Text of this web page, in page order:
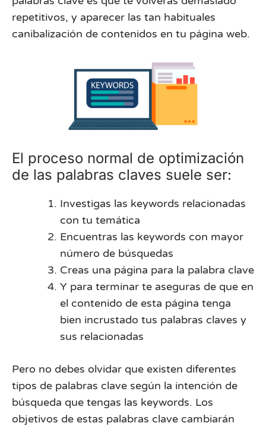
repetitivos, y aparecer las tan habituales
canibalización de contenidos en tu página web.
El proceso normal de optimización
de las palabras claves suele ser:
Investigas las keywords relacionadas
con tu temática
Encuentras las keywords con mayor
número de búsquedas
Creas una página para la palabra clave
Y para terminar te aseguras de que en
el contenido de esta página tenga
bien incrustado tus palabras claves y
sus relacionadas
Pero no debes olvidar que existen diferentes
tipos de palabras clave según la intención de
búsqueda que tengas las keywords. Los
objetivos de estas palabras clave cambiarán